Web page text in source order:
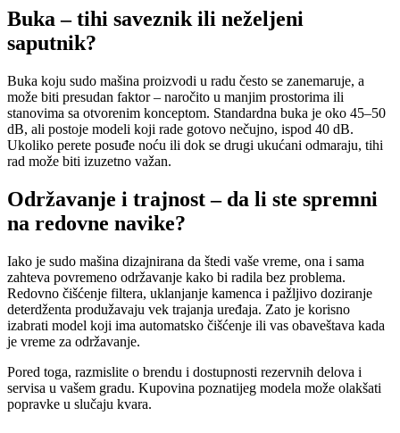
Buka – tihi saveznik ili neželjeni
saputnik?
Buka koju sudo mašina proizvodi u radu često se zanemaruje, a
može biti presudan faktor – naročito u manjim prostorima ili
stanovima sa otvorenim konceptom. Standardna buka je oko 45–50
dB, ali postoje modeli koji rade gotovo nečujno, ispod 40 dB.
Ukoliko perete posuđe noću ili dok se drugi ukućani odmaraju, tihi
rad može biti izuzetno važan.
Održavanje i trajnost – da li ste spremni
na redovne navike?
Iako je sudo mašina dizajnirana da štedi vaše vreme, ona i sama
zahteva povremeno održavanje kako bi radila bez problema.
Redovno čišćenje filtera, uklanjanje kamenca i pažljivo doziranje
deterdženta produžavaju vek trajanja uređaja. Zato je korisno
izabrati model koji ima automatsko čišćenje ili vas obaveštava kada
je vreme za održavanje.
Pored toga, razmislite o brendu i dostupnosti rezervnih delova i
servisa u vašem gradu. Kupovina poznatijeg modela može olakšati
popravke u slučaju kvara.